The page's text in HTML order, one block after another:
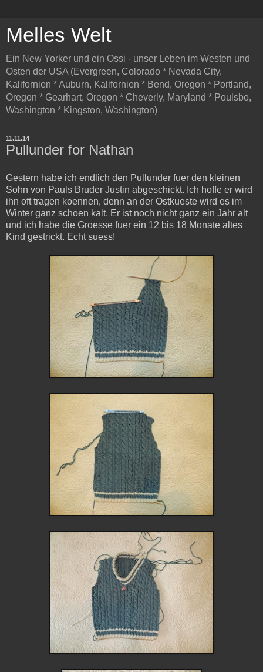
Melles Welt
Ein New Yorker und ein Ossi - unser Leben im Westen und
Osten der USA (Evergreen, Colorado * Nevada City,
Kalifornien * Auburn, Kalifornien * Bend, Oregon * Portland,
Oregon * Gearhart, Oregon * Cheverly, Maryland * Poulsbo,
Washington * Kingston, Washington)
11.11.14
Pullunder for Nathan
Gestern habe ich endlich den Pullunder fuer den kleinen
Sohn von Pauls Bruder Justin abgeschickt. Ich hoffe er wird
ihn oft tragen koennen, denn an der Ostkueste wird es im
Winter ganz schoen kalt. Er ist noch nicht ganz ein Jahr alt
und ich habe die Groesse fuer ein 12 bis 18 Monate altes
Kind gestrickt. Echt suess!